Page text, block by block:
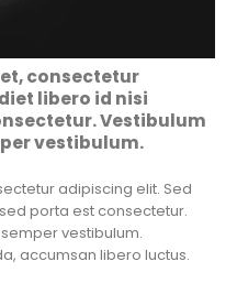
consectetur
libero id nisi
Vestibulum
vestibulum.
adipiscing elit. Sed
porta est consectetur.
vestibulum.
accumsan libero luctus.